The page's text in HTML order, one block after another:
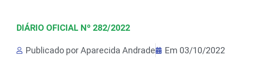
DIÁRIO OFICIAL Nº 282/2022
Publicado porAparecida Andrade Em 03/10/2022